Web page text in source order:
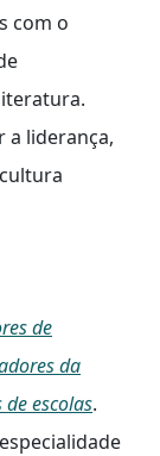
com o
a liderança,
de
da
escolas.